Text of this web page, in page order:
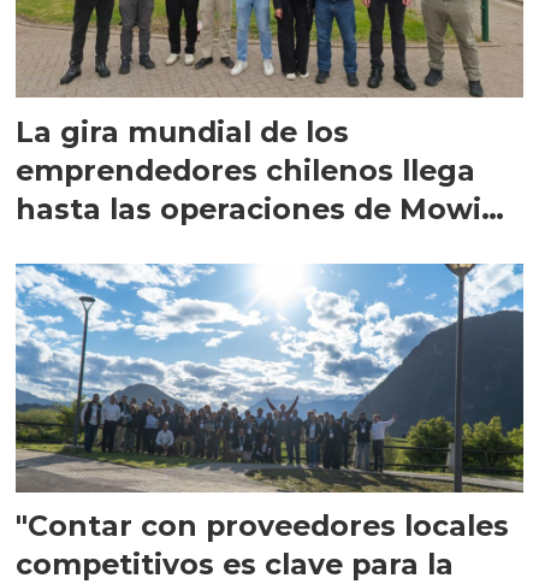
La gira mundial de los
emprendedores chilenos llega
hasta las operaciones de Mowi
"Contar con proveedores locales
competitivos es clave para la